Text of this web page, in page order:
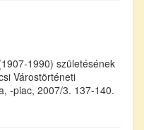
1990) születésének
Várostörténeti
-piac, 2007/3. 137-140.